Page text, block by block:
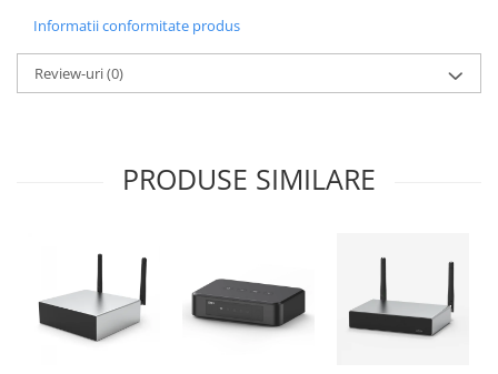
Informatii conformitate produs
Review-uri(0)
PRODUSE SIMILARE